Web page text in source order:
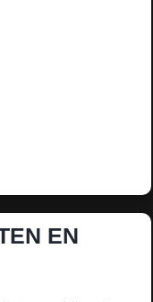
EN